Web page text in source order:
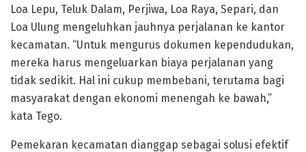
Loa Lepu, Teluk Dalam, Perjiwa, Loa Raya, Separi, dan
Loa Ulung mengeluhkan jauhnya perjalanan ke kantor
kecamatan. “Untuk mengurus dokumen kependudukan,
mereka harus mengeluarkan biaya perjalanan yang
tidak sedikit. Hal ini cukup membebani, terutama bagi
masyarakat dengan ekonomi menengah ke bawah,”
kata Tego.
Pemekaran kecamatan dianggap sebagai solusi efektif